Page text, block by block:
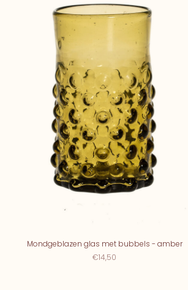
Mondgeblazen glas met bubbels - amber
€14,50